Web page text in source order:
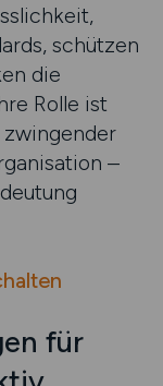
schützen
die
Rolle ist
zwingender
–
für